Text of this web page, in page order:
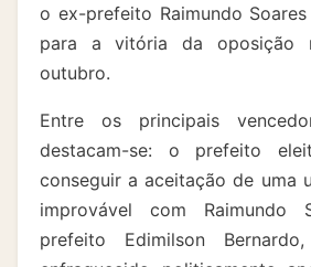
o ex-prefeito Raimundo
para a vitória da oposição
outubro.
Entre os principais
destacam-se: o prefeito
conseguir a aceitação de uma
improvável com Raimundo
prefeito Edimilson